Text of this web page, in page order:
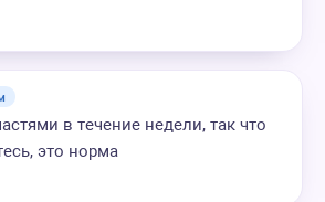
в течение недели, так что
это норма